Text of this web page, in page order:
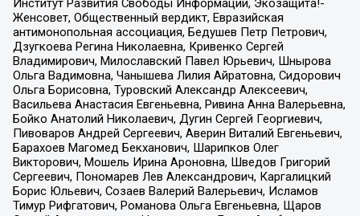
Институт Развития Свободы Информации, Экозащита!-
Женсовет, Общественный вердикт, Евразийская
антимонопольная ассоциация, Бедушев Петр Петрович,
Дзугкоева Регина Николаевна, Кривенко Сергей
Владимирович, Милославский Павел Юрьевич, Шнырова
Ольга Вадимовна, Чанышева Лилия Айратовна, Сидорович
Ольга Борисовна, Туровский Александр Алексеевич,
Васильева Анастасия Евгеньевна, Ривина Анна Валерьевна,
Бойко Анатолий Николаевич, Дугин Сергей Георгиевич,
Пивоваров Андрей Сергеевич, Аверин Виталий Евгеньевич,
Барахоев Магомед Бекханович, Шарипков Олег
Викторович, Мошель Ирина Ароновна, Шведов Григорий
Сергеевич, Пономарев Лев Александрович, Каргалицкий
Борис Юльевич, Созаев Валерий Валерьевич, Исламов
Тимур Рифгатович, Романова Ольга Евгеньевна, Щаров